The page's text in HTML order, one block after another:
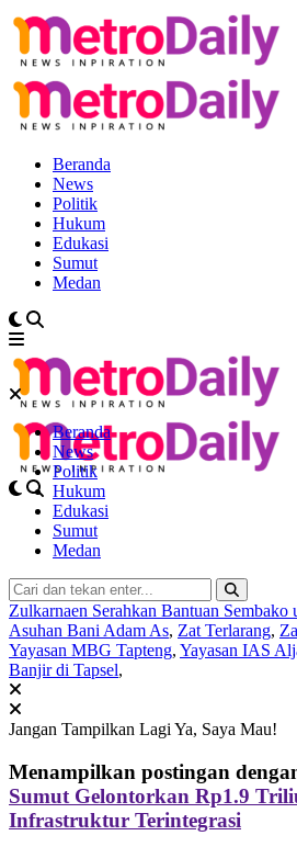
Beranda
News
Politik
Hukum
Edukasi
Sumut
Medan
Beranda
News
Politik
Hukum
Edukasi
Sumut
Medan
Zulkarnaen Serahkan Bantuan
Asuhan Bani Adam As, Zat Terlarang,
Yayasan MBG Tapteng, Yayasan IAS
Banjir di Tapsel,
Jangan Tampilkan Lagi Ya, Saya Mau!
Menampilkan postingan
Sumut Gelontorkan Rp1.9
Infrastruktur Terintegrasi